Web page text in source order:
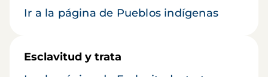
Ir a la página de Pueblos indígenas
Esclavitud y trata